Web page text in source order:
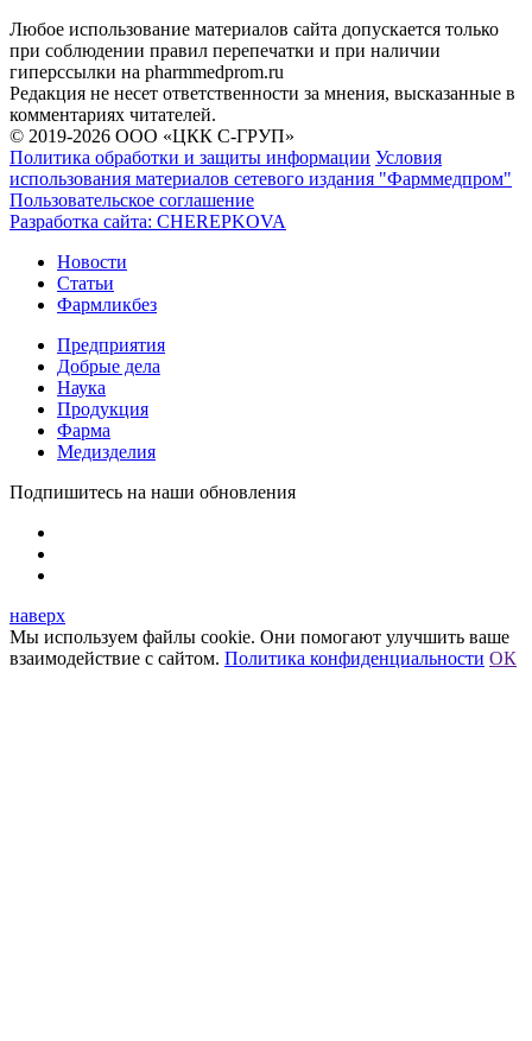
Любое использование материалов сайта допускается только
при соблюдении правил перепечатки и при наличии
гиперссылки на pharmmedprom.ru
Редакция не несет ответственности за мнения, высказанные в
комментариях читателей.
© 2019-2026 ООО «ЦКК С-ГРУП»
Политика обработки и защиты информации Условия
использования материалов сетевого издания "Фарммедпром"
Пользовательское соглашение
Разработка сайта: CHEREPKOVA
Новости
Статьи
Фармликбез
Предприятия
Добрые дела
Наука
Продукция
Фарма
Медизделия
Подпишитесь на наши обновления
наверх
Мы используем файлы cookie. Они помогают улучшить ваше
взаимодействие с сайтом. Политика конфиденциальности ОК